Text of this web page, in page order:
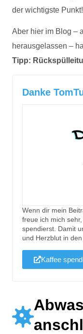
der wichtigste Punkt!
Aber hier im Blog –
herausgelassen –
Tipp:
Danke
Wenn dir mein
freue ich mich
spendierst. Damit
und Herzblut in
Kaffee